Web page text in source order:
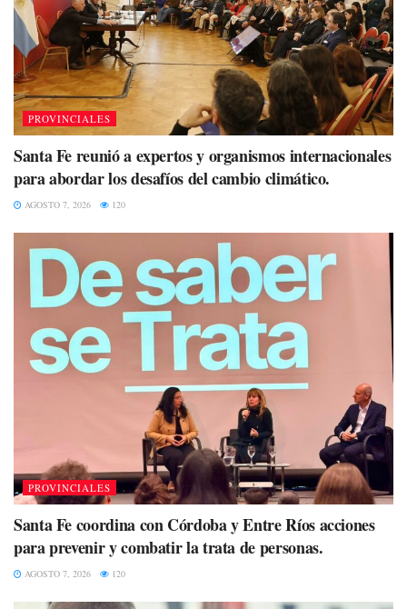
PROVINCIALES
Santa Fe reunió a expertos y organismos internacionales
para abordar los desafíos del cambio climático.
AGOSTO 7, 2026 120
PROVINCIALES
Santa Fe coordina con Córdoba y Entre Ríos acciones
para prevenir y combatir la trata de personas.
AGOSTO 7, 2026 120